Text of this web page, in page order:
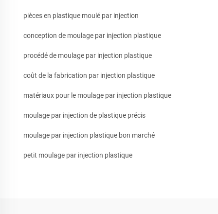
pièces en plastique moulé par injection
conception de moulage par injection plastique
procédé de moulage par injection plastique
coût de la fabrication par injection plastique
matériaux pour le moulage par injection plastique
moulage par injection de plastique précis
moulage par injection plastique bon marché
petit moulage par injection plastique